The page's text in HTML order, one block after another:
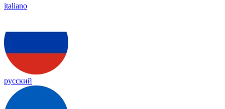
italiano
русский